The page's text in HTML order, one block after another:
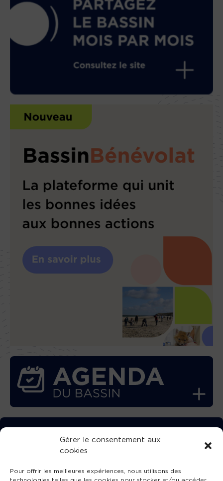
Gérer le consentement aux
cookies
Pour offrir les meilleures expériences, nous utilisons des
TÉLÉCHARGEZ GRATUITEMENT
L’APPLICATION TVBA !